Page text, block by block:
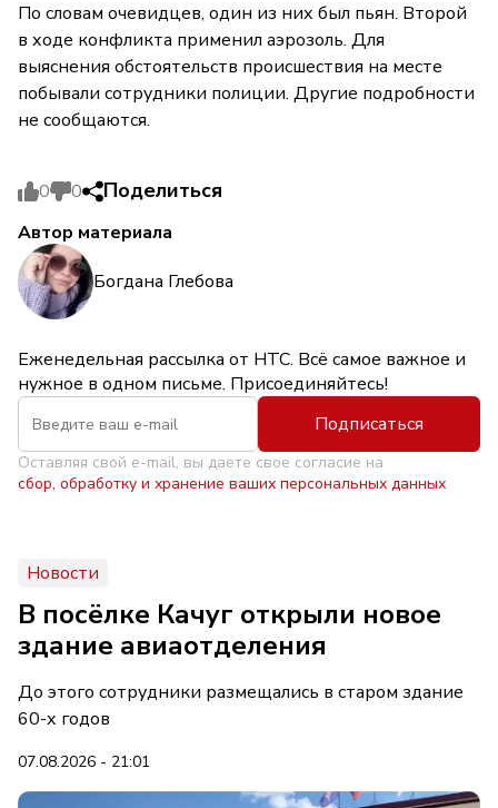
По словам очевидцев, один из них был пьян. Второй
в ходе конфликта применил аэрозоль. Для
выяснения обстоятельств происшествия на месте
побывали сотрудники полиции. Другие подробности
не сообщаются.
0 0 Поделиться
Автор материала
Богдана Глебова
Еженедельная рассылка от НТС. Всё самое важное и
нужное в одном письме. Присоединяйтесь!
Подписаться
Оставляя свой e-mail, вы даете свое согласие на
сбор, обработку и хранение ваших персональных данных
Новости
В посёлке Качуг открыли новое
здание авиаотделения
До этого сотрудники размещались в старом здание
60-х годов
07.08.2026 - 21:01